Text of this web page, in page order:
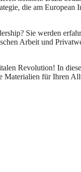
die am
Sie werden
Arbeit und
Revolution! In
für Ihren